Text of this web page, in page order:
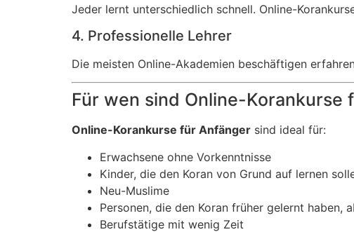
Jeder lernt unterschiedlich schnell. Online-
4. Professionelle Lehrer
Die meisten Online-Akademien beschäftigen
Für wen sind Online-Korankurse
Online-Korankurse für Anfänger sind ideal für:
Erwachsene ohne Vorkenntnisse
Kinder, die den Koran von Grund auf lernen
Neu-Muslime
Personen, die den Koran früher gelernt haben,
Berufstätige mit wenig Zeit